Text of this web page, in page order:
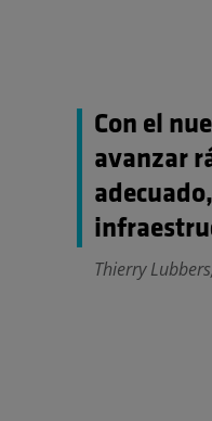
Con el
avanzar
Thierry